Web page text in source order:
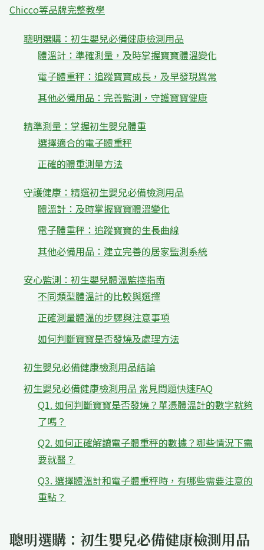
Chicco等品牌完整教學
聰明選購：初生嬰兒必備健康檢測用品
體溫計：準確測量，及時掌握寶寶體溫變化
電子體重秤：追蹤寶寶成長，及早發現異常
其他必備用品：完善監測，守護寶寶健康
精準測量：掌握初生嬰兒體重
選擇適合的電子體重秤
正確的體重測量方法
守護健康：精選初生嬰兒必備檢測用品
體溫計：及時掌握寶寶體溫變化
電子體重秤：追蹤寶寶的生長曲線
其他必備用品：建立完善的居家監測系統
安心監測：初生嬰兒體溫監控指南
不同類型體溫計的比較與選擇
正確測量體溫的步驟與注意事項
如何判斷寶寶是否發燒及處理方法
初生嬰兒必備健康檢測用品結論
初生嬰兒必備健康檢測用品 常見問題快速FAQ
Q1. 如何判斷寶寶是否發燒？單憑體溫計的數字就夠
了嗎？
Q2. 如何正確解讀電子體重秤的數據？哪些情況下需
要就醫？
Q3. 選擇體溫計和電子體重秤時，有哪些需要注意的
重點？
聰明選購：初生嬰兒必備健康檢測用品